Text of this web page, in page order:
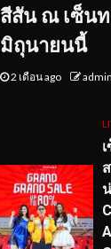
สีสัน ณ เซ็นท
มิถุนายนนี้
2 เดือน ago admin